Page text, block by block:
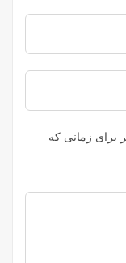
برای زمانی که